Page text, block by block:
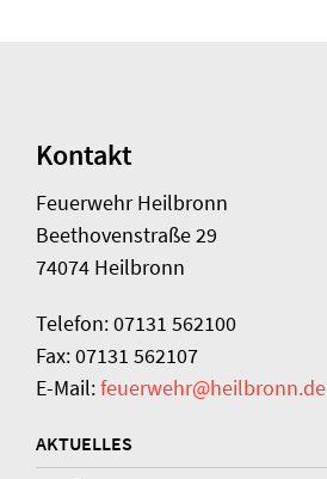
Kontakt
Feuerwehr Heilbronn
Beethovenstraße 29
74074 Heilbronn
Telefon: 07131 562100
Fax: 07131 562107
E-Mail:feuerwehr@heilbronn.de
AKTUELLES